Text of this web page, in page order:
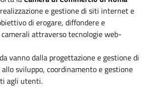
e gestione di siti internet e
di erogare, diffondere e
attraverso tecnologie web-
vanno dalla progettazione e gestione di
sviluppo, coordinamento e gestione
agli utenti.